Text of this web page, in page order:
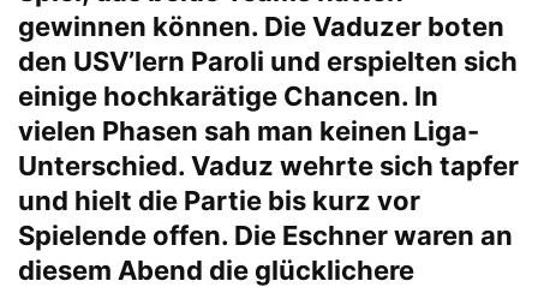
gewinnen können. Die Vaduzer boten
den USV’lern Paroli und erspielten sich
einige hochkarätige Chancen. In
vielen Phasen sah man keinen Liga-
Unterschied. Vaduz wehrte sich tapfer
und hielt die Partie bis kurz vor
Spielende offen. Die Eschner waren an
diesem Abend die glücklichere